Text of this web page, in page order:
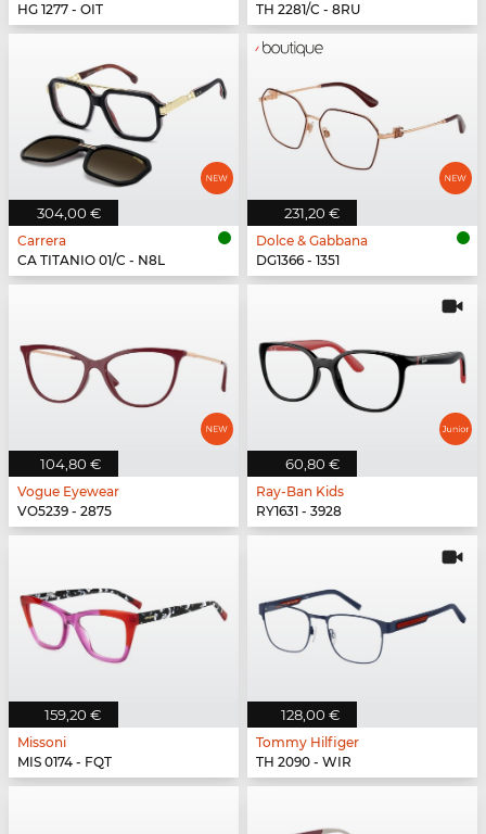
HG 1277 - OIT
TH 2281/C - 8RU
304,00 €
Carrera
CA TITANIO 01/C - N8L
231,20 €
Dolce & Gabbana
DG1366 - 1351
104,80 €
Vogue Eyewear
VO5239 - 2875
60,80 €
Ray-Ban Kids
RY1631 - 3928
159,20 €
Missoni
MIS 0174 - FQT
128,00 €
Tommy Hilfiger
TH 2090 - WIR